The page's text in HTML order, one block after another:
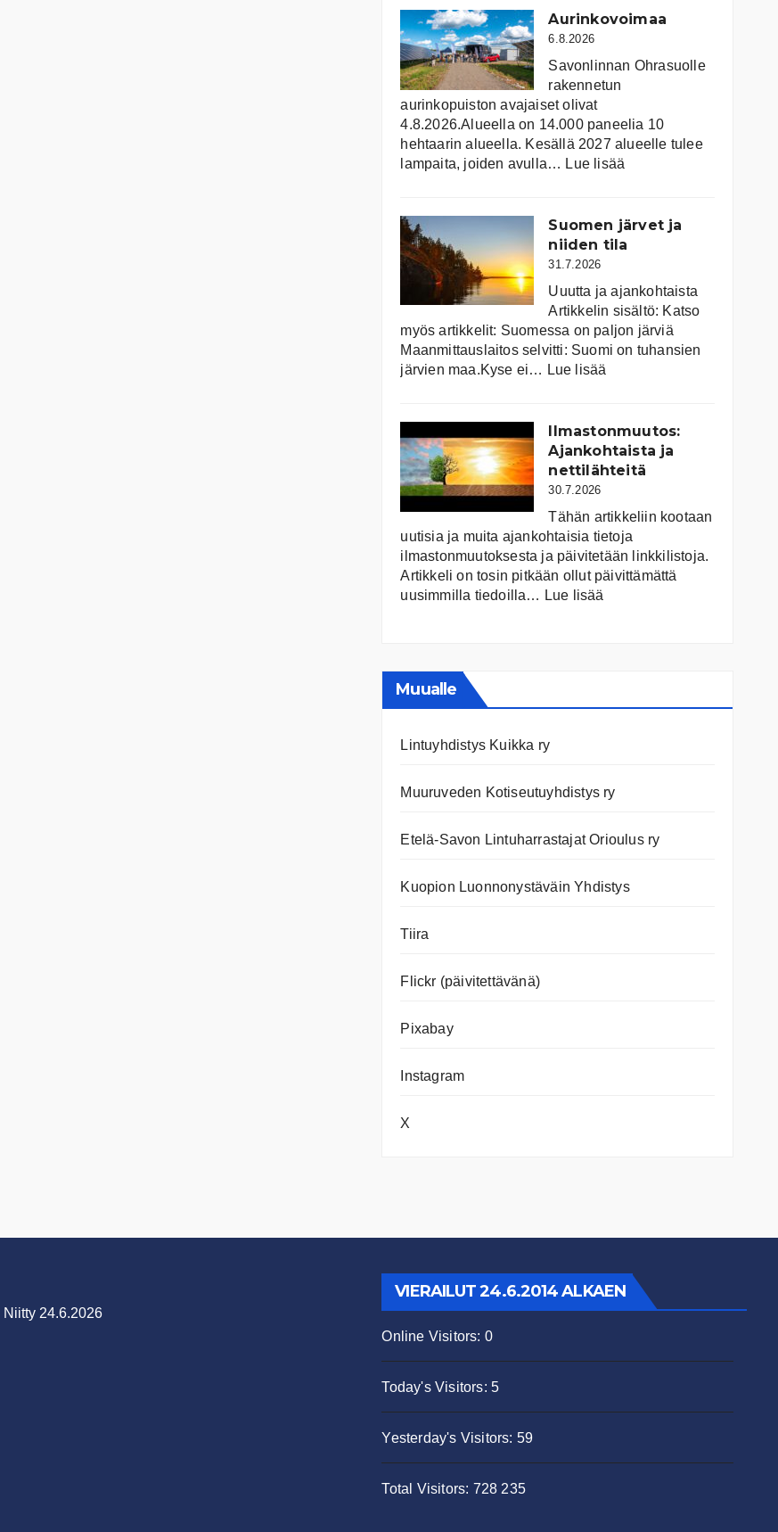
Aurinkovoimaa
6.8.2026
Savonlinnan Ohrasuolle
rakennetun
aurinkopuiston avajaiset olivat
4.8.2026.Alueella on 14.000 paneelia 10
hehtaarin alueella. Kesällä 2027 alueelle tulee
lampaita, joiden avulla… Lue lisää
Suomen järvet ja
niiden tila
31.7.2026
Uuutta ja ajankohtaista
Artikkelin sisältö: Katso
myös artikkelit: Suomessa on pal­jon jär­viä
Maanmittauslaitos selvitti: Suomi on tuhansien
järvien maa.Kyse ei… Lue lisää
ja
niiden
tila
Ilmastonmuutos:
Ajankohtaista ja
nettilähteitä
30.7.2026
Tähän artikkeliin kootaan
uutisia ja muita ajankohtaisia tietoja
ilmastonmuutoksesta ja päivitetään linkkilistoja.
Artikkeli on tosin pitkään ollut päivittämättä
uusimmilla tiedoilla… Lue lisää
Muualle
Lintuyhdistys Kuikka ry
Muuruveden Kotiseutuyhdistys ry
Etelä-Savon Lintuharrastajat Orioulus ry
Kuopion Luonnonystäväin Yhdistys
Tiira
Flickr (päivitettävänä)
Pixabay
Instagram
X
Niitty 24.6.2026
VIERAILUT 24.6.2014 ALKAEN
Online Visitors: 0
Today's Visitors: 5
Yesterday's Visitors: 59
Total Visitors: 728 235